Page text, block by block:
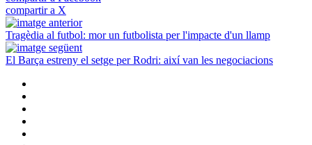
compartir a X
Tragèdia al futbol: mor un futbolista per l'impacte d'un llamp
El Barça estreny el setge per Rodri: així van les negociacions